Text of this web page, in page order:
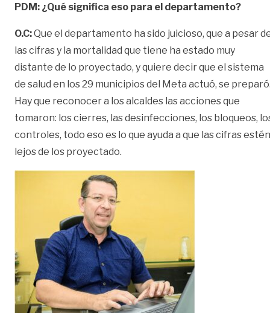
PDM: ¿Qué significa eso para el departamento?
O.C:Que el departamento ha sido juicioso, que a pesar
las cifras y la mortalidad que tiene ha estado muy
distante de lo proyectado, y quiere decir que el sistema
de salud en los 29 municipios del Meta actuó, se
Hay que reconocer a los alcaldes las acciones que
tomaron: los cierres, las desinfecciones, los bloqueos,
controles, todo eso es lo que ayuda a que las cifras estén
lejos de los proyectado.